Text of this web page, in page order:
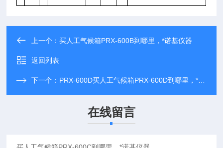
上一个：买人工气候箱PRX-600B到哪里，*诺基仪器
返回列表
下一个： PRX-600D买人工气候箱PRX-600D到哪里，*诺基仪器
在线留言